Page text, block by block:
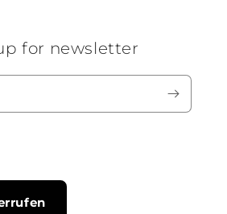
for newsletter